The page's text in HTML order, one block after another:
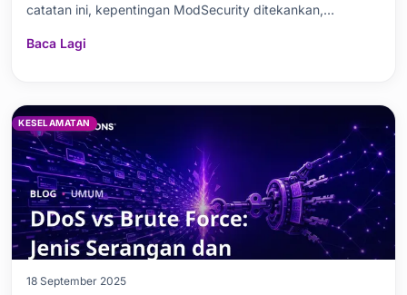
catatan ini, kepentingan ModSecurity ditekankan,
prasyarat yang diperlukan, dan ralat biasa dibincangkan
Baca Lagi
KESELAMATAN
18 September 2025